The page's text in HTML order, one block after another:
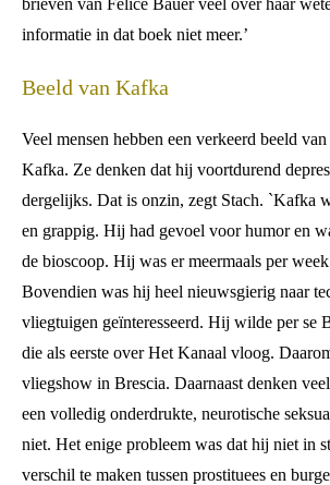
brieven van Felice Bauer veel over haar
informatie in dat boek niet meer.’
Beeld van Kafka
Veel mensen hebben een verkeerd beeld
Kafka. Ze denken dat hij voortdurend
dergelijks. Dat is onzin, zegt Stach. `Kafka
en grappig. Hij had gevoel voor humor en
de bioscoop. Hij was er meermaals per
Bovendien was hij heel nieuwsgierig naar
vliegtuigen geïnteresseerd. Hij wilde per se
die als eerste over Het Kanaal vloog.
vliegshow in Brescia. Daarnaast denken
een volledig onderdrukte, neurotische
niet. Het enige probleem was dat hij niet in
verschil te maken tussen prostituees en